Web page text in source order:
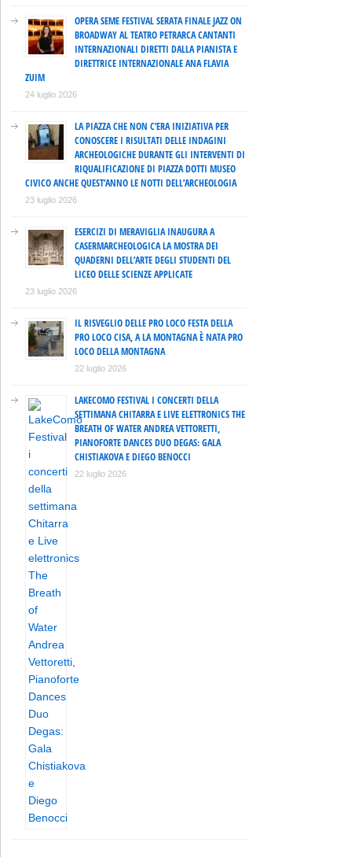
OPERA SEME FESTIVAL SERATA FINALE JAZZ ON
BROADWAY AL TEATRO PETRARCA CANTANTI
INTERNAZIONALI DIRETTI DALLA PIANISTA E
DIRETTRICE INTERNAZIONALE ANA FLAVIA
ZUIM
24 luglio 2026
LA PIAZZA CHE NON C’ERA INIZIATIVA PER
CONOSCERE I RISULTATI DELLE INDAGINI
ARCHEOLOGICHE DURANTE GLI INTERVENTI DI
RIQUALIFICAZIONE DI PIAZZA DOTTI MUSEO
CIVICO ANCHE QUEST’ANNO LE NOTTI DELL’ARCHEOLOGIA
23 luglio 2026
ESERCIZI DI MERAVIGLIA INAUGURA A
CASERMARCHEOLOGICA LA MOSTRA DEI
QUADERNI DELL’ARTE DEGLI STUDENTI DEL
LICEO DELLE SCIENZE APPLICATE
23 luglio 2026
IL RISVEGLIO DELLE PRO LOCO FESTA DELLA
PRO LOCO CISA, A LA MONTAGNA È NATA PRO
LOCO DELLA MONTAGNA
22 luglio 2026
LAKECOMO FESTIVAL I CONCERTI DELLA
SETTIMANA CHITARRA E LIVE ELETTRONICS THE
BREATH OF WATER ANDREA VETTORETTI,
PIANOFORTE DANCES DUO DEGAS: GALA
CHISTIAKOVA E DIEGO BENOCCI
22 luglio 2026